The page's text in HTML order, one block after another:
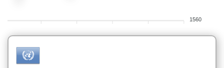
1560